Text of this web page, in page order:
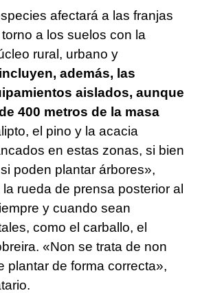
afectará a las franjas
a los suelos con la
rural, urbano y
además, las
aislados, aunque
400 metros de la masa
el pino y la acacia
en estas zonas, si bien
poden plantar árbores»,
rueda de prensa posterior al
y cuando sean
como el carballo, el
. «Non se trata de non
plantar de forma correcta»,